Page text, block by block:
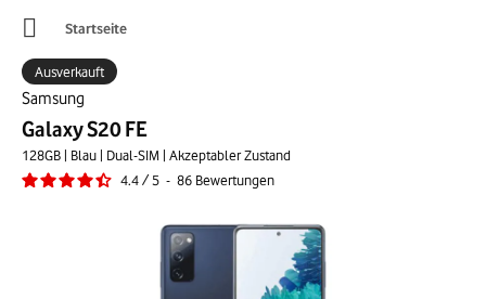
Startseite
Samsung
Galaxy S20 FE
128GB | Blau | Dual-SIM | Akzeptabler Zustand
4.4/5 - 86 Bewertungen
Ausverkauft